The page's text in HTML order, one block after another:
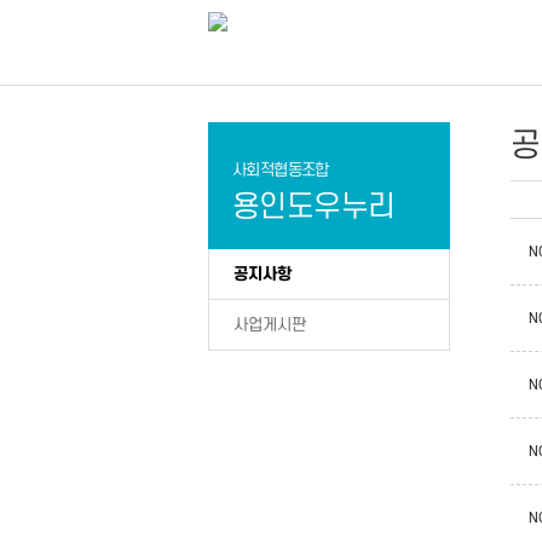
사회적협동조합
용인도우누리
공지사항
사업게시판